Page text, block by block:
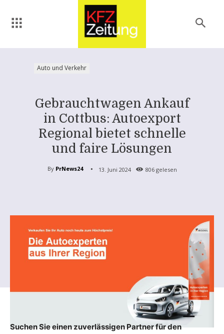
Auto und Verkehr
Gebrauchtwagen Ankauf
in Cottbus: Autoexport
Regional bietet schnelle
und faire Lösungen
By PrNews24 13. Juni 2024 806gelesen
Suchen Sie einen zuverlässigen Partner für den